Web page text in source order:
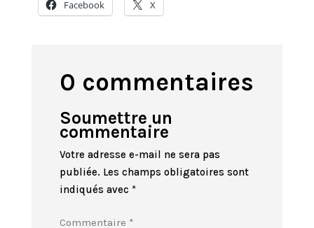
Facebook X
0 commentaires
Soumettre un
commentaire
Votre adresse e-mail ne sera pas
publiée. Les champs obligatoires sont
indiqués avec *